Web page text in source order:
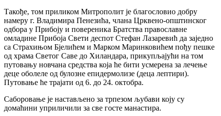
Такође, том приликом Митрополит је благословио добру
намеру г. Владимира Пенезића, члана Црквено-општинског
одбора у Прибоју и повереника Братства православне
омладине Прибоја Свети деспот Стефан Лазаревић да заједно
са Страхињом Бјелићем и Марком Маринковићем пођу пешке
од храма Светог Саве до Хиландара, прикупљајући на том
путовању новчана средства која ће бити усмерена за лечење
деце оболеле од булозне епидермолизе (деца лептири).
Путовање ће трајати од 6. до 24. октобра.
Саборовање је настављено за трпезом љубави коју су
домаћини уприличили за све госте манастира.